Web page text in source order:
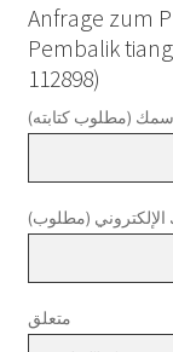
Anfrage zum
Pembalik
112898)
(مطلوب كتابته)
الإلكتروني (مطلوب)
متعلق